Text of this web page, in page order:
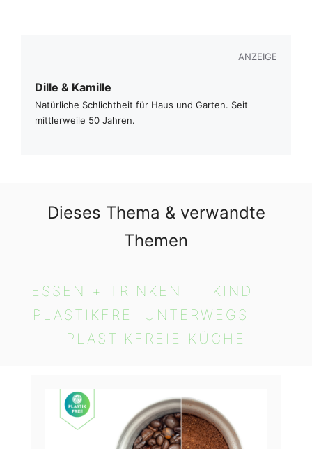
ANZEIGE
Dille & Kamille
Natürliche Schlichtheit für Haus und Garten. Seit
mittlerweile 50 Jahren.
Dieses Thema & verwandte
Themen
ESSEN + TRINKEN KIND
PLASTIKFREI UNTERWEGS
PLASTIKFREIE KÜCHE